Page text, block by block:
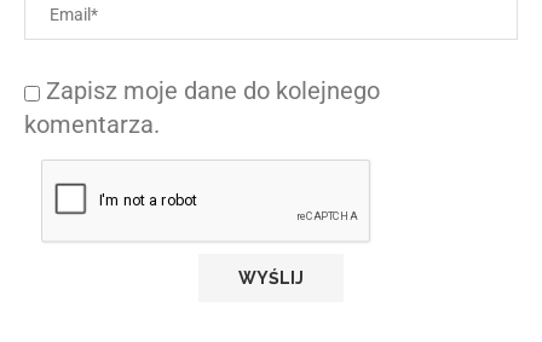
Zapisz moje dane do kolejnego
komentarza.